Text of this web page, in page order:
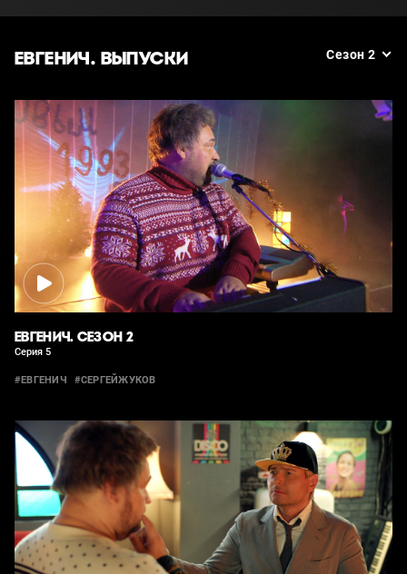
ЕВГЕНИЧ. ВЫПУСКИ Сезон 2
ЕВГЕНИЧ. СЕЗОН 2
Серия 5
#ЕВГЕНИЧ #СЕРГЕЙЖУКОВ